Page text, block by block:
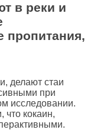
в реки и
пропитания,
делают стаи
при
исследовании.
что кокаин,